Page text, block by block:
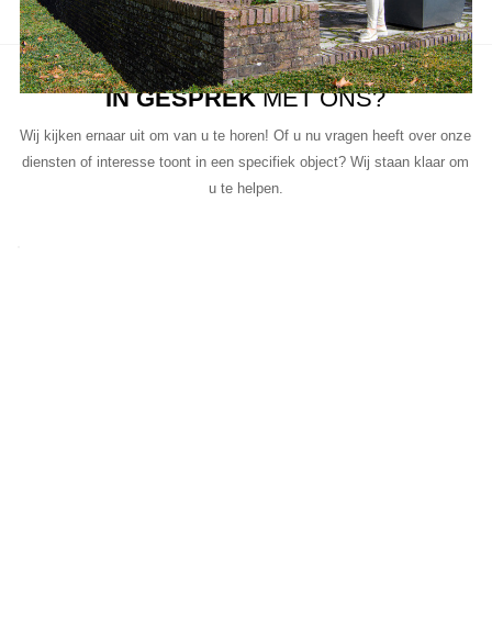
IN GESPREKMET ONS?
Wij kijken ernaar uit om van u te horen! Of u nu vragen heeft over onze
diensten of interesse toont in een specifiek object? Wij staan klaar om
u te helpen.